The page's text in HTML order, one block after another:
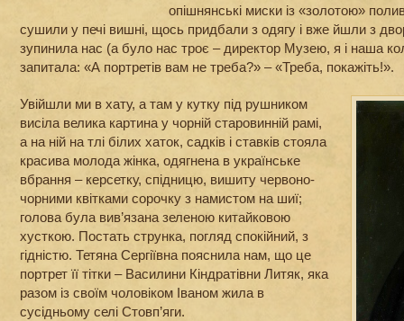
опішнянські миски із «золотою»
сушили у печі вишні, щось придбали з одягу і вже йшли з
зупинила нас (а було нас троє – директор Музею, я і наша
запитала: «А портретів вам не треба?» – «Треба, покажіть!».
Увійшли ми в хату, а там у кутку під рушником
висіла велика картина у чорній старовинній рамі,
а на ній на тлі білих хаток, садків і ставків стояла
красива молода жінка, одягнена в українське
вбрання – керсетку, спідницю, вишиту червоно-
чорними квітками сорочку з намистом на шиї;
голова була вив’язана зеленою китайковою
хусткою. Постать струнка, погляд спокійний, з
гідністю. Тетяна Сергіївна пояснила нам, що це
портрет її тітки – Василини Кіндратівни Литяк, яка
разом із своїм чоловіком Іваном жила в
сусідньому селі Стовп’яги.